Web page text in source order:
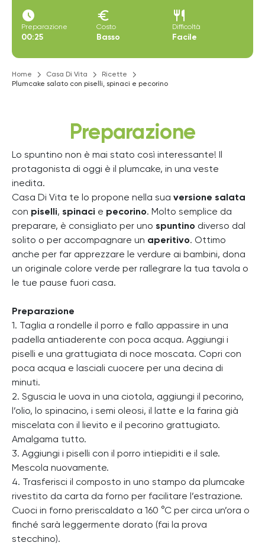
access_time_filled
Preparazione
00:25
euro
Costo
Basso
restaurant
Difficoltà
Facile
Home Casa Di Vita
Ricette
Plumcake salato con piselli, spinaci e pecorino
Preparazione
Lo spuntino non è mai stato così interessante! Il
protagonista di oggi è il plumcake, in una veste
inedita.
Casa Di Vita te lo propone nella sua versione salata
con piselli, spinaci e pecorino. Molto semplice da
preparare, è consigliato per uno spuntino diverso dal
solito o per accompagnare un aperitivo. Ottimo
anche per far apprezzare le verdure ai bambini, dona
un originale colore verde per rallegrare la tua tavola o
le tue pause fuori casa.
Preparazione
1. Taglia a rondelle il porro e fallo appassire in una
padella antiaderente con poca acqua. Aggiungi i
piselli e una grattugiata di noce moscata. Copri con
poca acqua e lasciali cuocere per una decina di
minuti.
2. Sguscia le uova in una ciotola, aggiungi il pecorino,
l’olio, lo spinacino, i semi oleosi, il latte e la farina già
miscelata con il lievito e il pecorino grattugiato.
Amalgama tutto.
3. Aggiungi i piselli con il porro intiepiditi e il sale.
Mescola nuovamente.
4. Trasferisci il composto in uno stampo da plumcake
rivestito da carta da forno per facilitare l’estrazione.
Cuoci in forno preriscaldato a 160 °C per circa un’ora o
finché sarà leggermente dorato (fai la prova
stecchino).